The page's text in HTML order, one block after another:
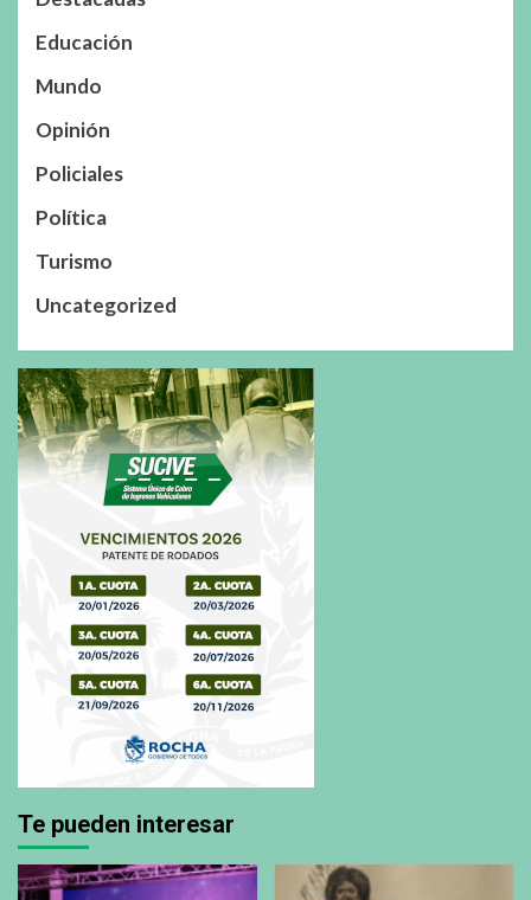
Educación
Mundo
Opinión
Policiales
Política
Turismo
Uncategorized
Te pueden interesar